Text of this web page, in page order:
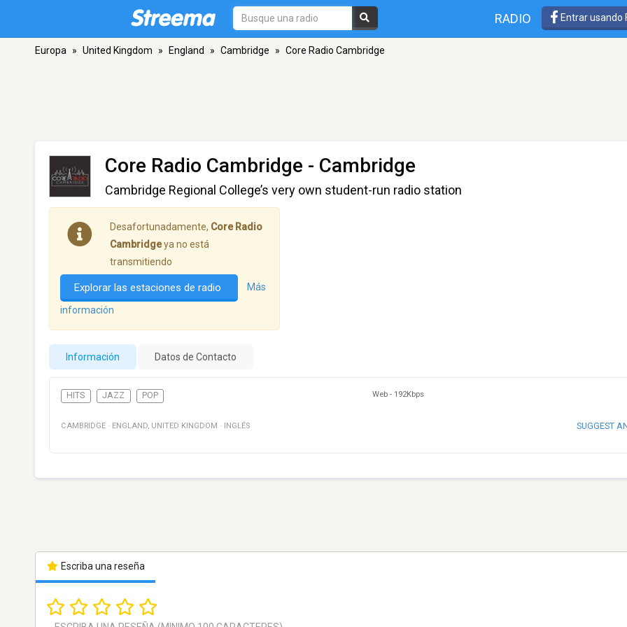
RADIO Entrar usando
Europa » United Kingdom » England » Cambridge » Core Radio Cambridge
Core Radio Cambridge - Cambridge
Cambridge Regional College’s very own student-run radio station
Desafortunadamente, Core Radio
Cambridgeya no está
transmitiendo
Explorar las estaciones de radio Más
información
Información Datos de Contacto
HITS JAZZ POP Web - 192Kbps
CAMBRIDGE · ENGLAND, UNITED KINGDOM · INGLÉS SUGGEST
Escriba una reseña